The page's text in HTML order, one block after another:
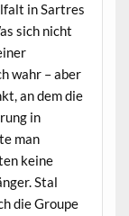
in Sartres
sich nicht
wahr – aber
an dem die
in
man
keine
Stal
die Groupe